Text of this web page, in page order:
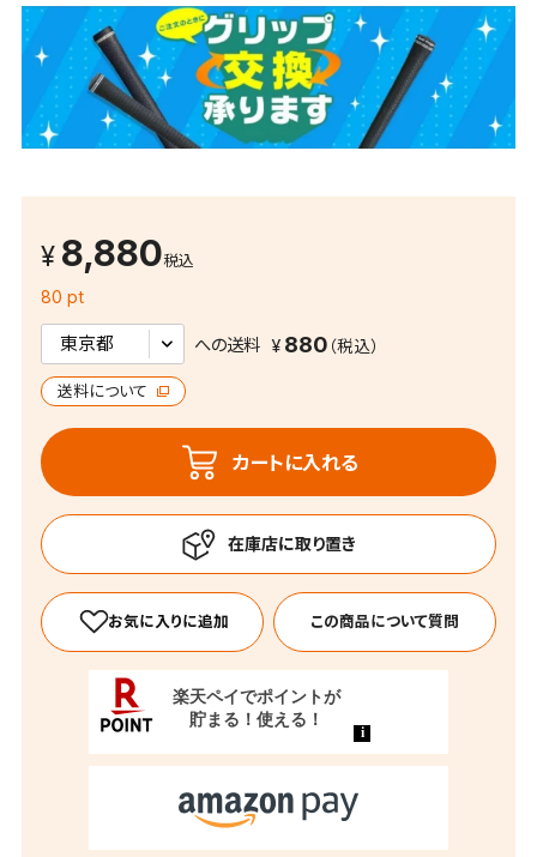
8,880税込
80 pt
への送料 880
送料について
カートに入れる
この商品について質問